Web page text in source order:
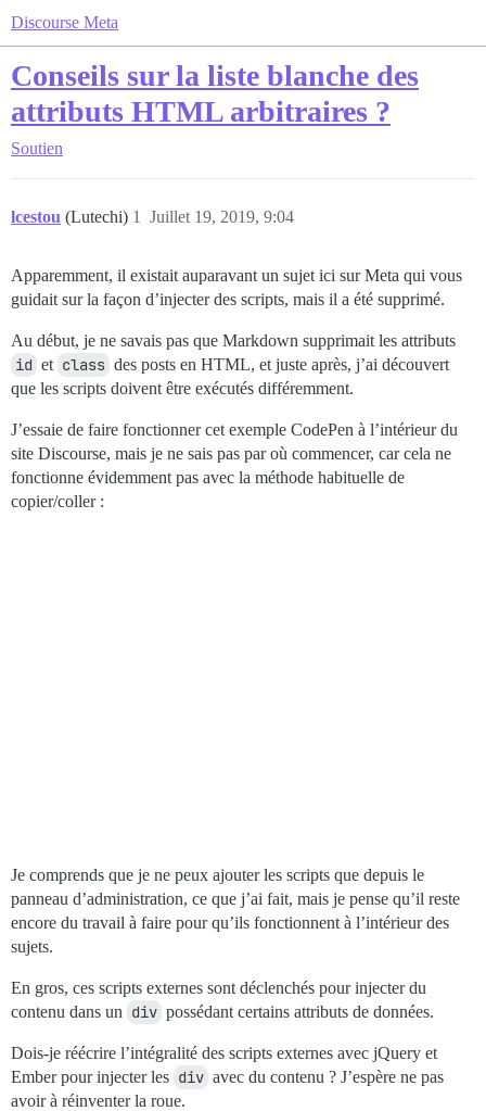
Discourse Meta
Conseils sur la liste blanche des
attributs HTML arbitraires ?
Soutien
lcestou (Lutechi) Juillet 19, 2019, 9:04
1
Apparemment, il existait auparavant un sujet ici sur Meta qui vous
guidait sur la façon d’injecter des scripts, mais il a été supprimé.
Au début, je ne savais pas que Markdown supprimait les attributs
id et class des posts en HTML, et juste après, j’ai découvert
que les scripts doivent être exécutés différemment.
J’essaie de faire fonctionner cet exemple CodePen à l’intérieur du
site Discourse, mais je ne sais pas par où commencer, car cela ne
fonctionne évidemment pas avec la méthode habituelle de
copier/coller :
Je comprends que je ne peux ajouter les scripts que depuis le
panneau d’administration, ce que j’ai fait, mais je pense qu’il reste
encore du travail à faire pour qu’ils fonctionnent à l’intérieur des
sujets.
En gros, ces scripts externes sont déclenchés pour injecter du
contenu dans un div possédant certains attributs de données.
Dois-je réécrire l’intégralité des scripts externes avec jQuery et
Ember pour injecter les div avec du contenu ? J’espère ne pas
avoir à réinventer la roue.